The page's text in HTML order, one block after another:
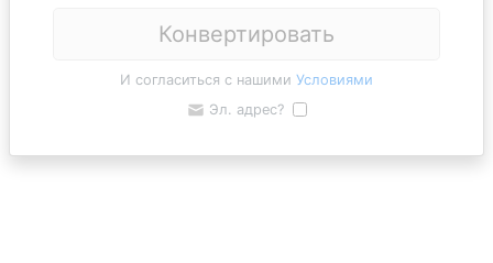
Конвертировать
И согласиться с нашими Условиями
Эл. адрес?